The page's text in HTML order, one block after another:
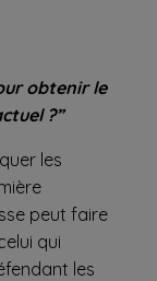
obtenir le
?”
les
peut faire
qui
les